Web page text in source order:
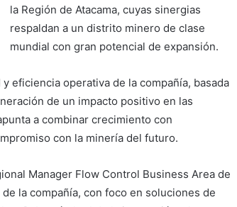
la Región de Atacama, cuyas sinergias
respaldan a un distrito minero de clase
mundial con gran potencial de expansión.
eficiencia operativa de la compañía, basada
de un impacto positivo en las
a combinar crecimiento con
con la minería del futuro.
Manager Flow Control Business Area de
la compañía, con foco en soluciones de